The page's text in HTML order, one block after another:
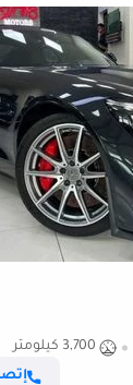
3,700 كيلومتر